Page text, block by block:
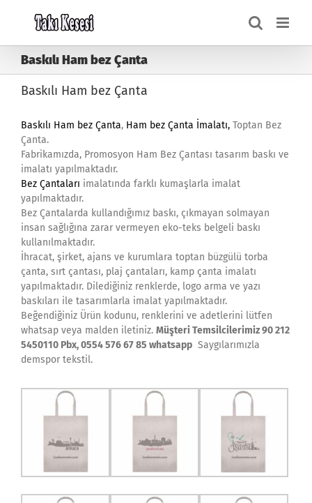
Baskılı Ham bez Çanta
Baskılı Ham bez Çanta
Baskılı Ham bez Çanta, Ham bez Çanta İmalatı, Toptan Bez
Çanta.
Fabrikamızda, Promosyon Ham Bez Çantası tasarım baskı ve
imalatı yapılmaktadır.
Bez Çantaları imalatında farklı kumaşlarla imalat
yapılmaktadır.
Bez Çantalarda kullandığımız baskı, çıkmayan solmayan
insan sağlığına zarar vermeyen eko-teks belgeli baskı
kullanılmaktadır.
İhracat, şirket, ajans ve kurumlara toptan büzgülü torba
çanta, sırt çantası, plaj çantaları, kamp çanta imalatı
yapılmaktadır. Dilediğiniz renklerde, logo arma ve yazı
baskıları ile tasarımlarla imalat yapılmaktadır.
Beğendiğiniz Ürün kodunu, renklerini ve adetlerini lütfen
whatsap veya malden iletiniz. Müşteri Temsilcilerimiz 90 212
5450110 Pbx, 0554 576 67 85 whatsapp Saygılarımızla
demspor tekstil.